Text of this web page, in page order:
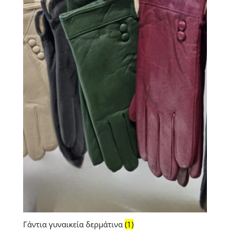
Γάντια γυναικεία δερμάτινα (1)